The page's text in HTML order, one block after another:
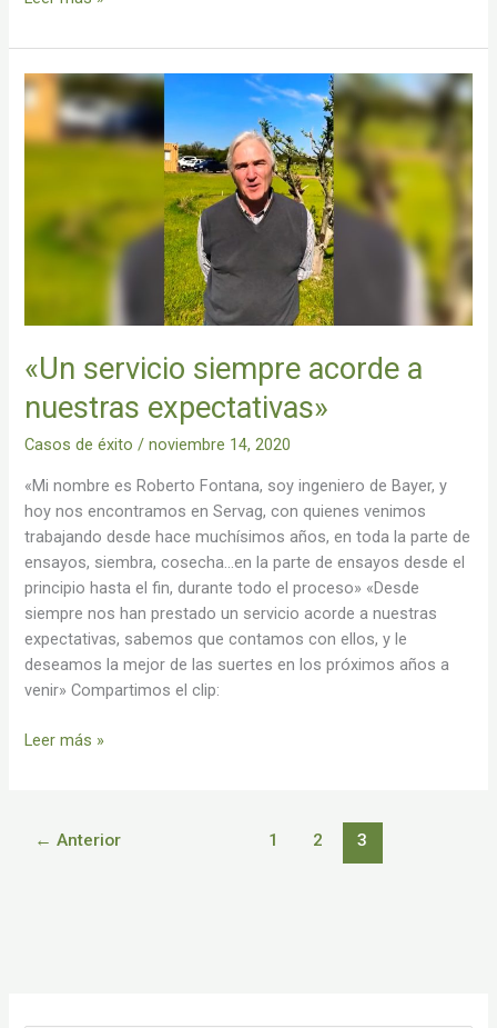
«Un servicio siempre acorde a
nuestras expectativas»
Casos de éxito /noviembre 14, 2020
«Mi nombre es Roberto Fontana, soy ingeniero de Bayer, y
hoy nos encontramos en Servag, con quienes venimos
trabajando desde hace muchísimos años, en toda la parte de
ensayos, siembra, cosecha…en la parte de ensayos desde el
principio hasta el fin, durante todo el proceso» «Desde
siempre nos han prestado un servicio acorde a nuestras
expectativas, sabemos que contamos con ellos, y le
deseamos la mejor de las suertes en los próximos años a
venir» Compartimos el clip:
«Un
servicio
siempre
nuestras
expectativas»
Leer más »
← Anterior 1 2 3